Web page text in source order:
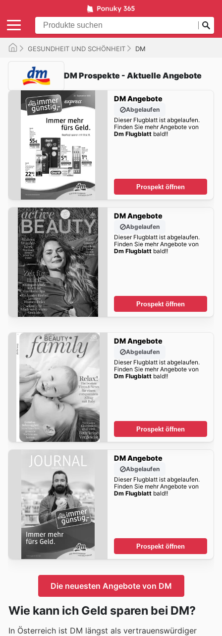
GESUNDHEIT UND SCHÖNHEIT DM
DM Prospekte - Aktuelle Angebote
DM Angebote
Abgelaufen
Dieser Flugblatt ist abgelaufen.
Finden Sie mehr Angebote von
Dm Flugblattbald!!
Prospekt öffnen
DM Angebote
Abgelaufen
Dieser Flugblatt ist abgelaufen.
Finden Sie mehr Angebote von
Dm Flugblattbald!!
Prospekt öffnen
DM Angebote
Abgelaufen
Dieser Flugblatt ist abgelaufen.
Finden Sie mehr Angebote von
Dm Flugblattbald!!
Prospekt öffnen
DM Angebote
Abgelaufen
Dieser Flugblatt ist abgelaufen.
Finden Sie mehr Angebote von
Dm Flugblattbald!!
Prospekt öffnen
Die neuesten Angebote von DM
Wie kann ich Geld sparen bei DM?
In Österreich ist DM längst als vertrauenswürdiger